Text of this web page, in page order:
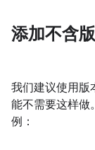
添加不含
我们建议使用版
能不需要这样做
例：